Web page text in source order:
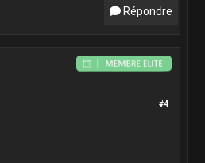
Répondre
#4